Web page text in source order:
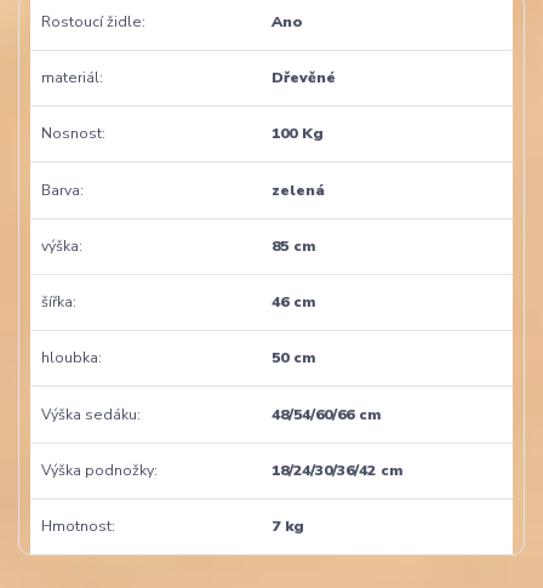
Rostoucí židle Ano
materiál Dřevěné
Nosnost 100 Kg
Barva zelená
výška 85 cm
šířka 46 cm
hloubka 50 cm
Výška sedáku 48/54/60/66 cm
Výška podnožky 18/24/30/36/42 cm
Hmotnost 7 kg